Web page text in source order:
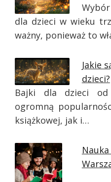
dla dzieci w wieku
ważny, ponieważ to
Jakie
dzieci?
Bajki dla dzieci od
ogromną
książkowej, jak i…